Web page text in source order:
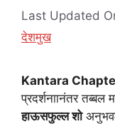
Last Updated
देशमुख
Kantara
प्रदर्शनाानंतर तब्बल
हाऊसफुल्ल शो